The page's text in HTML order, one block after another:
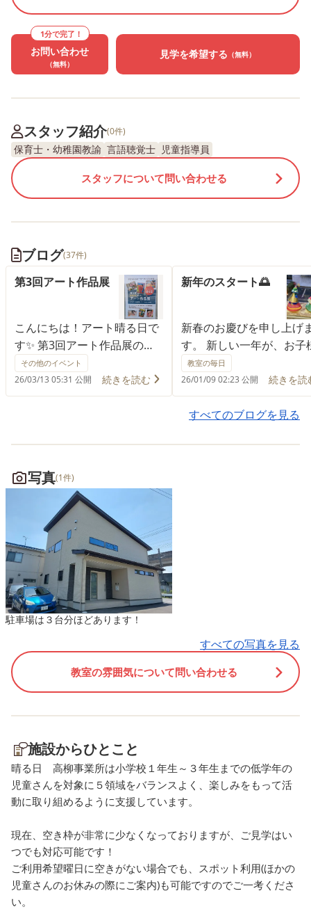
1分で完了！
お問い合わせ
（無料）
見学を希望する （無料）
スタッフ紹介(0件)
保育士・幼稚園教諭 言語聴覚士 児童指導員
スタッフについて問い合わせる
ブログ(37件)
第3回アート作品展
こんにちは！アート晴る日で
す✨ 第3回アート作品展のご
案内です！ 直前の告知にな
り、申し訳ありません💦
2026年3月14日(土)、3月21日
トプログラムで制作した作品
を展示しております。 それぞ
れ思いや工夫を込めて取り組
んだ力作ばかりです。 発想の
豊かさや成長の様子を感じて
いただけると思いますので、
ぜひ足をお運びください☺️
場所:北区今７丁目24-33 お問
い合わせはLINEまたは電話に
て承っております。よろしく
お願い致します。
その他のイベント
26/03/13 05:31 公開 続きを読む
新年のスタート🌅
新春のお慶びを申し上げ
す。 新しい一年が、お子
とって、また保護者の皆
とって笑顔があふれる年
りますよう、お祈り申し
ます。 アート晴る日で
くの神社まで初詣に行き
スツリー』です。 まずク
マスについて、みんなで
発表しそのワクワクを実
るものではなく色、線、
にもできるねとお話しし
ます☺️ 1月は運動プログ
として、みんなでうらじ
らすように一生懸命に踊
教室の毎日
26/01/09 02:23 公開 続きを読
すべてのブログを見る
写真(1件)
駐車場は３台分ほどあります！
すべての写真を見る
教室の雰囲気について問い合わせる
施設からひとこと
晴る日 高柳事業所は小学校１年生～３年生までの低学年の
児童さんを対象に５領域をバランスよく、楽しみをもって活
動に取り組めるように支援しています。
現在、空き枠が非常に少なくなっておりますが、ご見学はい
つでも対応可能です！
ご利用希望曜日に空きがない場合でも、スポット利用(ほかの
児童さんのお休みの際にご案内)も可能ですのでご一考くださ
い。